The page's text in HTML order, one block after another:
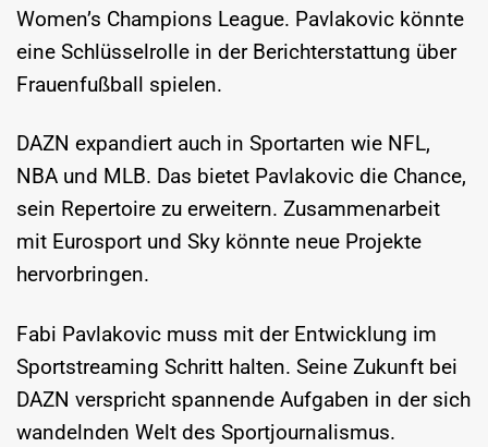
Women’s Champions League. Pavlakovic könnte
eine Schlüsselrolle in der Berichterstattung über
Frauenfußball spielen.
DAZN expandiert auch in Sportarten wie NFL,
NBA und MLB. Das bietet Pavlakovic die Chance,
sein Repertoire zu erweitern. Zusammenarbeit
mit Eurosport und Sky könnte neue Projekte
hervorbringen.
Fabi Pavlakovic muss mit der Entwicklung im
Sportstreaming Schritt halten. Seine Zukunft bei
DAZN verspricht spannende Aufgaben in der sich
wandelnden Welt des Sportjournalismus.